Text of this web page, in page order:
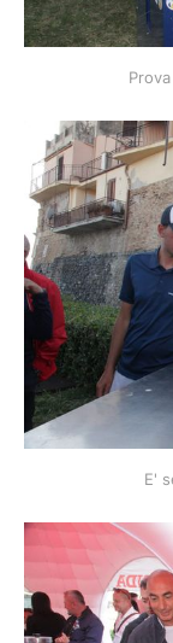
E'